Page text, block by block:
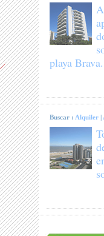
playa Brava.
Buscar : Alquiler |